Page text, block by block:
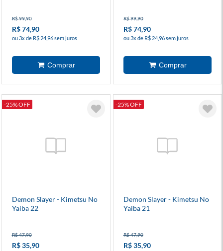
R$ 99,90
R$ 74,90
ou 3x de R$ 24,96 sem juros
R$ 99,90
R$ 74,90
ou 3x de R$ 24,96 sem juros
-25% OFF
Demon Slayer - Kimetsu No
Yaiba 22
R$ 47,90
R$ 35,90
-25% OFF
Demon Slayer - Kimetsu No
Yaiba 21
R$ 47,90
R$ 35,90